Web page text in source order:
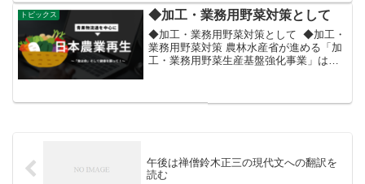
ゃがが流通して...
トピックス ◆加工・業務用野菜対策として
◆加工・業務用野菜対策として ◆加工・
業務用野菜対策 農林水産省が進める「加
工・業務用野菜生産基盤強化事業」は、
に必要な作柄安定技術の導入を支援する
午後は禅僧鈴木正三の現代文への翻訳を
読む